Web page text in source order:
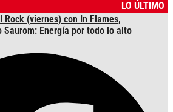
LO ÚLTIMO
Rock (viernes) con In Flames,
Energía por todo lo alto